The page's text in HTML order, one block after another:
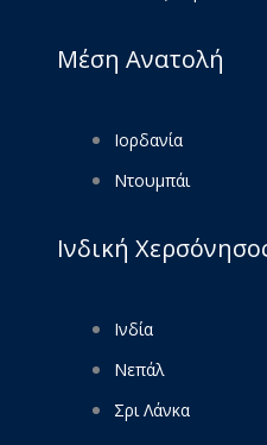
Μέση Ανατολή
Ιορδανία
Ντουμπάι
Ινδική
Ινδία
Νεπάλ
Σρι Λάνκα